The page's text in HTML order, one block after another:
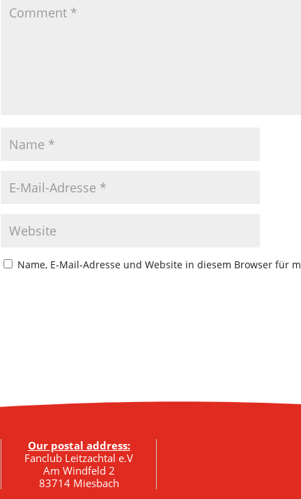
Name, E-Mail-Adresse und Website in diesem Browser für
Our postal address:
Fanclub Leitzachtal e.V
Am Windfeld 2
83714 Miesbach